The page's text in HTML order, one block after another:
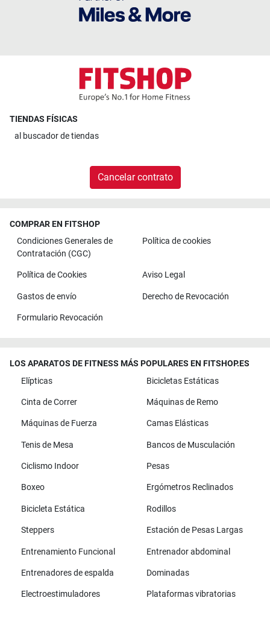
TIENDAS FÍSICAS
al buscador de tiendas
Cancelar contrato
COMPRAR EN FITSHOP
Condiciones Generales de
Contratación (CGC)
Política de cookies
Política de Cookies Aviso Legal
Gastos de envío Derecho de Revocación
Formulario Revocación
LOS APARATOS DE FITNESS MÁS POPULARES EN FITSHOP.ES
Elípticas
Bicicletas Estáticas
Cinta de Correr Máquinas de Remo
Máquinas de Fuerza Camas Elásticas
Tenis de Mesa Bancos de Musculación
Ciclismo Indoor Pesas
Boxeo Ergómetros Reclinados
Bicicleta Estática Rodillos
Steppers Estación de Pesas Largas
Entrenamiento Funcional Entrenador abdominal
Entrenadores de espalda Dominadas
Electroestimuladores Plataformas vibratorias